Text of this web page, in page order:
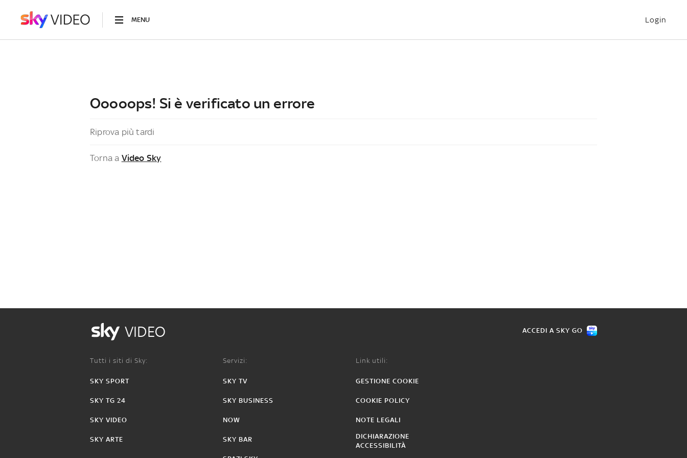
MENU Login
Ooooops! Si è verificato un errore
Riprova più tardi
Torna a Video Sky
VIDEO ACCEDI A SKY GO
Tutti i siti di Sky:
SKY SPORT
SKY TG 24
SKY VIDEO
SKY ARTE
Servizi:
SKY TV
SKY BUSINESS
NOW
SKY BAR
Link utili:
GESTIONE COOKIE
COOKIE POLICY
NOTE LEGALI
DICHIARAZIONE
ACCESSIBILITÀ